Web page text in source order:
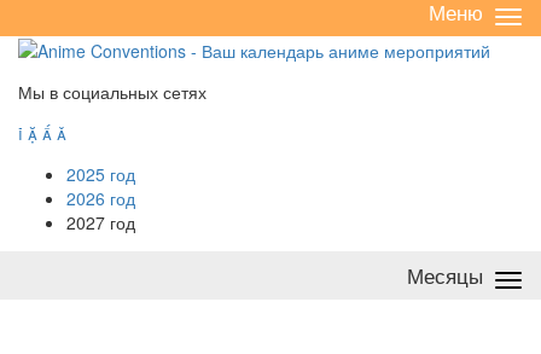
/
Меню
Мы в социальных сетях
   
2025 год
2026 год
2027 год
Месяцы